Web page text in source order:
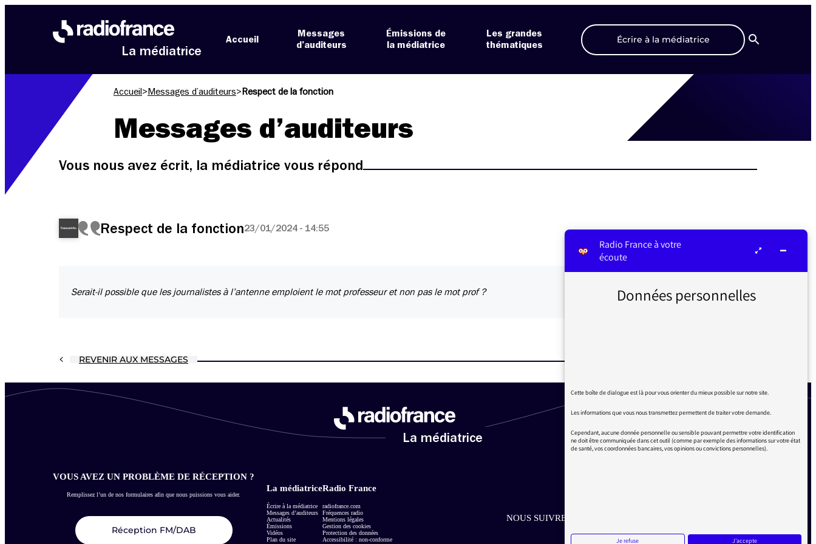
La médiatrice
Accueil
Messages
d’auditeurs
Émissions de
la médiatrice
Les grandes
thématiques
Écrire à la médiatrice
Recherche
Accueil > Messages d’auditeurs> Respect de la fonction
Messages d’auditeurs
Vous nous avez écrit, la médiatrice vous répond
Respect de la fonction23/01/2024 - 14:55
Serait-il possible que les journalistes à l’antenne emploient le mot professeur et non pas le mot prof ?
REVENIR AUX MESSAGES
La médiatrice
VOUS AVEZ UN PROBLÈME DE RÉCEPTION ?
Remplissez l’un de nos formulaires afin que nous puissions vous aider.
Réception FM/DAB
La médiatrice
Écrire à la médiatrice
Messages d’auditeurs
Actualités
Émissions
Vidéos
Plan du site
Radio France
radiofrance.com
Fréquences radio
Mentions légales
Gestion des cookies
Protection des données
Accessibilité : non-conforme
NOUS SUIVRE SUR LES RÉSEAUX
Radio France à votre
écoute
Données personnelles
Cette boîte de dialogue est là pour vous orienter du mieux possible sur notre site.
Les informations que vous nous transmettez permettent de traiter votre demande.
Cependant, aucune donnée personnelle ou sensible pouvant permettre votre identification
ne doit être communiquée dans cet outil (comme par exemple des informations sur votre état
de santé, vos coordonnées bancaires, vos opinions ou convictions personnelles).
Je refuse J'accepte